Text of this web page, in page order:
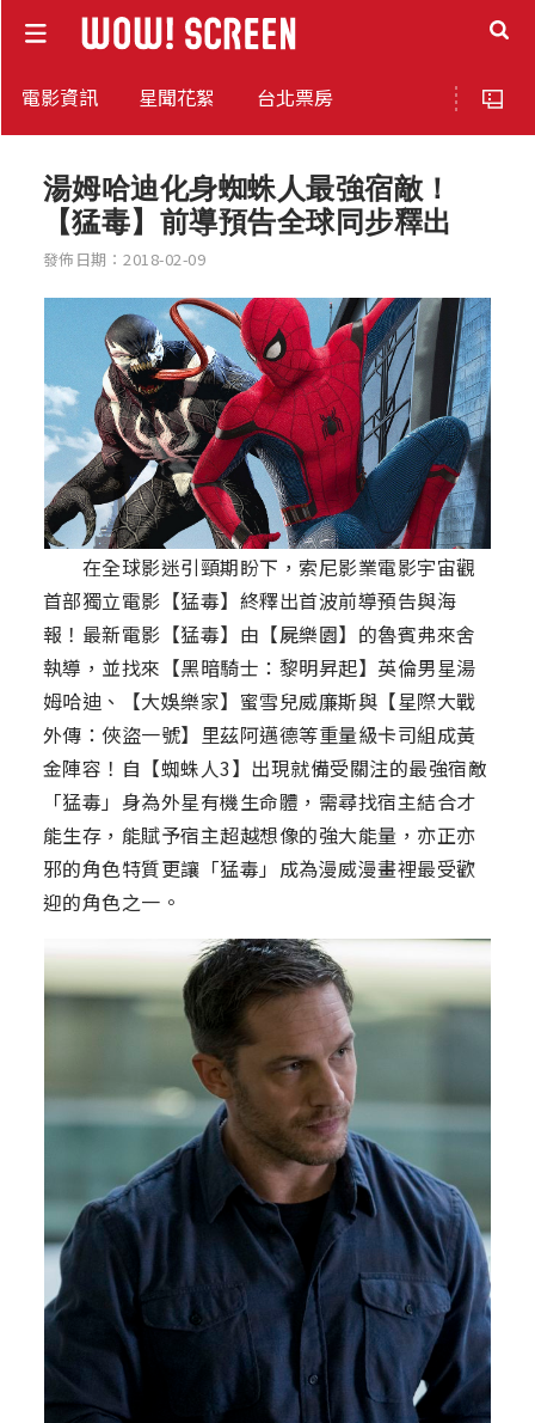
電影資訊 星聞花絮 台北票房
湯姆哈迪化身蜘蛛人最強宿敵！
【猛毒】前導預告全球同步釋出
發佈日期：2018-02-09
在全球影迷引頸期盼下，索尼影業電影宇宙觀
首部獨立電影【猛毒】終釋出首波前導預告與海
報！最新電影【猛毒】由【屍樂園】的魯賓弗來舍
執導，並找來【黑暗騎士：黎明昇起】英倫男星湯
姆哈迪、【大娛樂家】蜜雪兒威廉斯與【星際大戰
外傳：俠盜一號】里茲阿邁德等重量級卡司組成黃
金陣容！自【蜘蛛人3】出現就備受關注的最強宿敵
「猛毒」身為外星有機生命體，需尋找宿主結合才
能生存，能賦予宿主超越想像的強大能量，亦正亦
邪的角色特質更讓「猛毒」成為漫威漫畫裡最受歡
迎的角色之一。